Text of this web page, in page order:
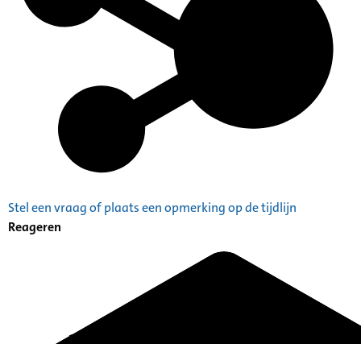
Stel een vraag of plaats een opmerking op de tijdlijn
Reageren